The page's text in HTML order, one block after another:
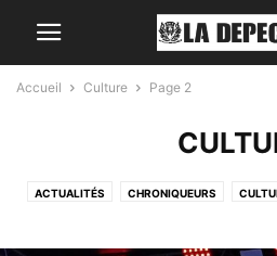
Accueil Culture Page 2
ACTUALITÉS CHRONIQUEURS